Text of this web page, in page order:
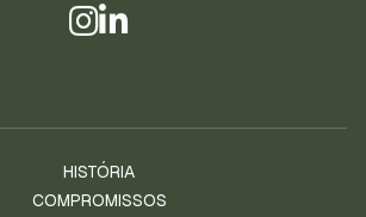
HISTÓRIA
COMPROMISSOS